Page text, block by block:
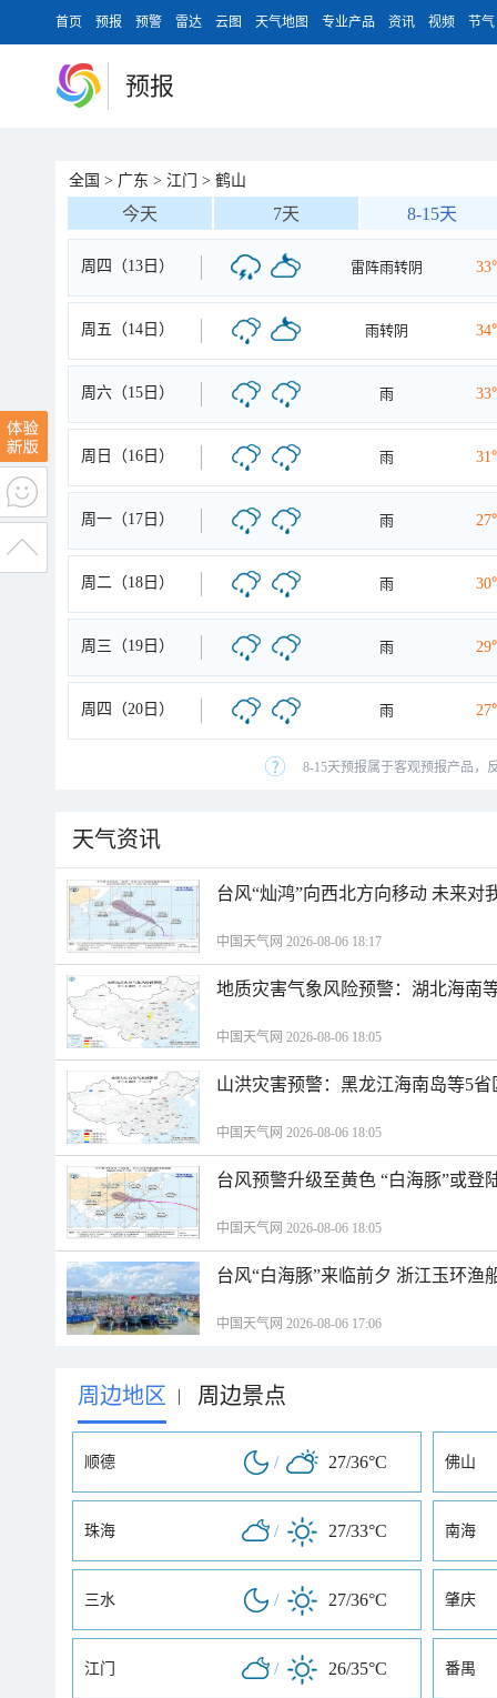
首页 预报 预警 雷达 云图 天气地图 专业产品 资讯 视频 节气
预报
全国 > 广东 > 江门 > 鹤山
今天 7天 8-15天
周四（13日） 雷阵雨转阴
周五（14日） 雨转阴
周六（15日） 雨
周日（16日） 雨
周一（17日） 雨
周二（18日） 雨
周三（19日） 雨
周四（20日） 雨
8-15天预报属于客观预报产品，
天气资讯
台风“灿鸿”向西北方向移动 未来对
中国天气网 2026-08-06 18:17
地质灾害气象风险预警：湖北海南
中国天气网 2026-08-06 18:05
山洪灾害预警：黑龙江海南岛等5
中国天气网 2026-08-06 18:05
台风预警升级至黄色 “白海豚”或登
中国天气网 2026-08-06 18:05
台风“白海豚”来临前夕 浙江玉环渔
中国天气网 2026-08-06 17:06
周边地区 | 周边景点
顺德 / 27/36°C 佛山
珠海 / 27/33°C 南海
三水 / 27/36°C 肇庆
江门 / 26/35°C 番禺